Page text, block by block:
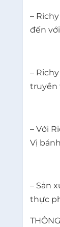
–
đến
–
truyền
– Với
Vị
– Sản
thực